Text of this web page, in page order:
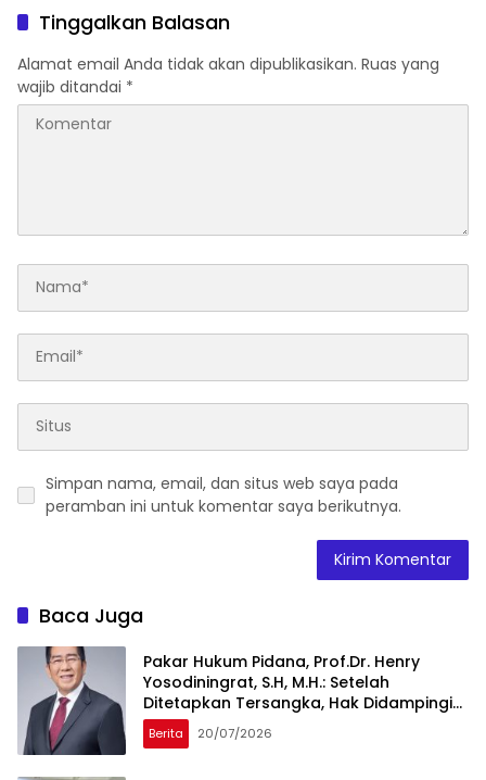
monitoring, dan respons
ancaman Siber secara
Tinggalkan Balasan
Alamat email Anda tidak akan dipublikasikan. Ruas yang
wajib ditandai *
Simpan nama, email, dan situs web saya pada
peramban ini untuk komentar saya berikutnya.
Baca Juga
Pakar Hukum Pidana, Prof.Dr. Henry
Yosodiningrat, S.H, M.H.: Setelah
Ditetapkan Tersangka, Hak Didampingi
Pengacara Justru Lebih Kuat
Berita 20/07/2026